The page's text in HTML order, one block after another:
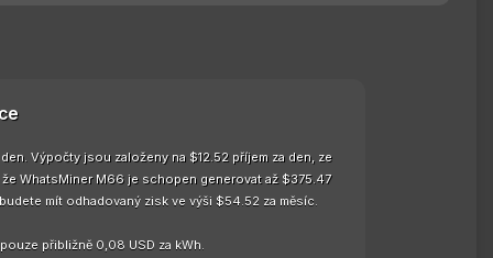
Výpočty jsou založeny na $12.52 příjem za den, ze
WhatsMiner M66 je schopen generovat až $375.47
mít odhadovaný zisk ve výši $54.52 za měsíc.
přibližně 0,08 USD za kWh.